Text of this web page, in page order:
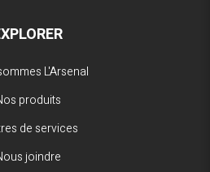
L'Arsenal
produits
de services
joindre